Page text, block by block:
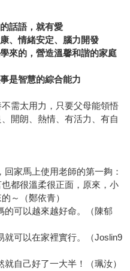
話語，就有愛
、情緒安定、腦力開發
來的，營造溫馨和諧的家庭
是智慧的綜合能力
需太用力，只要父母能領悟
開朗、熱情、有活力、有自
家馬上使用老師的第一夠：
都很溫柔很正面，原來，小
～（鄭依青）
的可以越來越好命。（陳郁
就可以在家裡實行。（Joslin9
自己好了一大半！（珮汝）